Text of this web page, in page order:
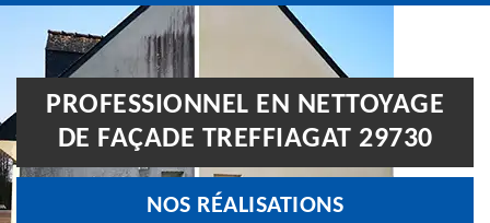
PROFESSIONNEL EN NETTOYAGE
DE FAÇADE TREFFIAGAT 29730
NOS RÉALISATIONS